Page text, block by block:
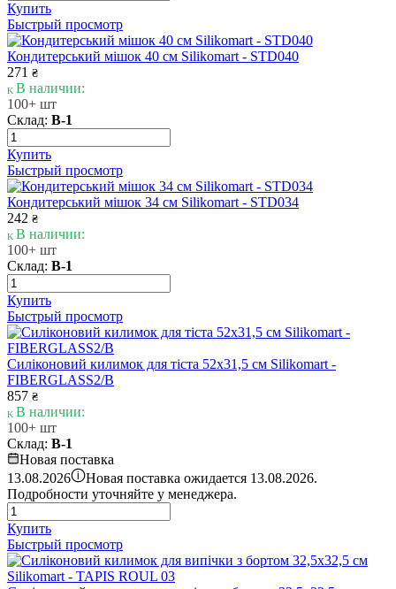
Купить
Быстрый просмотр
Кондитерський мішок 40 см Silikomart - STD040
271 ₴
В наличии:
100+ шт
Склад: В-1
Купить
Быстрый просмотр
Кондитерський мішок 34 см Silikomart - STD034
242 ₴
В наличии:
100+ шт
Склад: В-1
Купить
Быстрый просмотр
Силіконовий килимок для тіста 52x31,5 см Silikomart -
FIBERGLASS2/B
857 ₴
В наличии:
100+ шт
Склад: В-1
Новая поставка
13.08.2026 i Новая поставка ожидается 13.08.2026.
Подробности уточняйте у менеджера.
Купить
Быстрый просмотр